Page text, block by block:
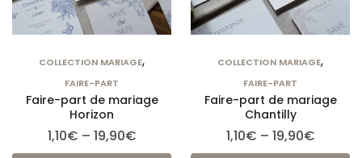
COLLECTION MARIAGE,
FAIRE-PART
Faire-part de mariage
Horizon
1,10€ – 19,90€
COLLECTION MARIAGE,
FAIRE-PART
Faire-part de mariage
Chantilly
1,10€ – 19,90€